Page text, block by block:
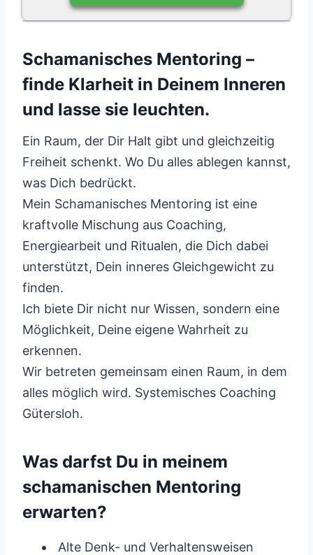
Schamanisches Mentoring –
finde Klarheit in Deinem Inneren
und lasse sie leuchten.
Ein Raum, der Dir Halt gibt und gleichzeitig
Freiheit schenkt. Wo Du alles ablegen kannst,
was Dich bedrückt.
Mein Schamanisches Mentoring ist eine
kraftvolle Mischung aus Coaching,
Energiearbeit und Ritualen, die Dich dabei
unterstützt, Dein inneres Gleichgewicht zu
finden.
Ich biete Dir nicht nur Wissen, sondern eine
Möglichkeit, Deine eigene Wahrheit zu
erkennen.
Wir betreten gemeinsam einen Raum, in dem
alles möglich wird. Systemisches Coaching
Gütersloh.
Was darfst Du in meinem
schamanischen Mentoring
erwarten?
Alte Denk- und Verhaltensweisen